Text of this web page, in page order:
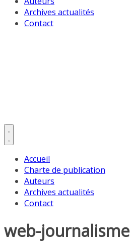
Archives actualités
Contact
Accueil
Charte de publication
Auteurs
Archives actualités
Contact
web-journalisme